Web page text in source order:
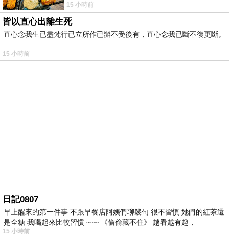
線手持吸塵器評語： 能吸、能吹兼具兩
15 小時前
皆以直心出離生死
直心念我生已盡梵行已立所作已辦不受後有，直心念我已斷不復更斷。
15 小時前
日記0807
早上醒來的第一件事 不跟早餐店阿姨們聊幾句 很不習慣 她們的紅茶還
是全糖 我喝起來比較習慣 ~~~ 《偷偷藏不住》 越看越有趣，
15 小時前